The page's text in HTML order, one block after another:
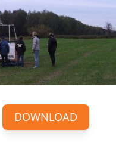
DOWNLOAD